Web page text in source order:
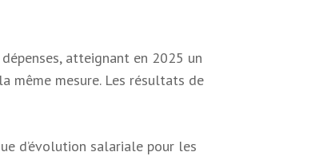
atteignant en 2025 un
même mesure. Les résultats de
d’évolution salariale pour les